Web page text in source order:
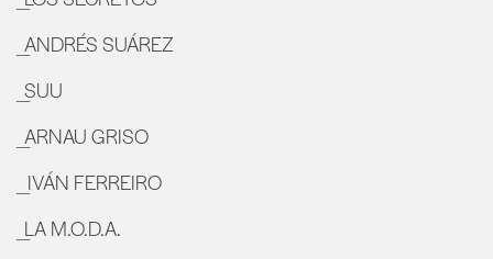
_ANDRÉS SUÁREZ
_SUU
_ARNAU GRISO
_IVÁN FERREIRO
_LA M.O.D.A.